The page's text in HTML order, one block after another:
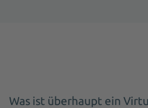
Was ist überhaupt ein